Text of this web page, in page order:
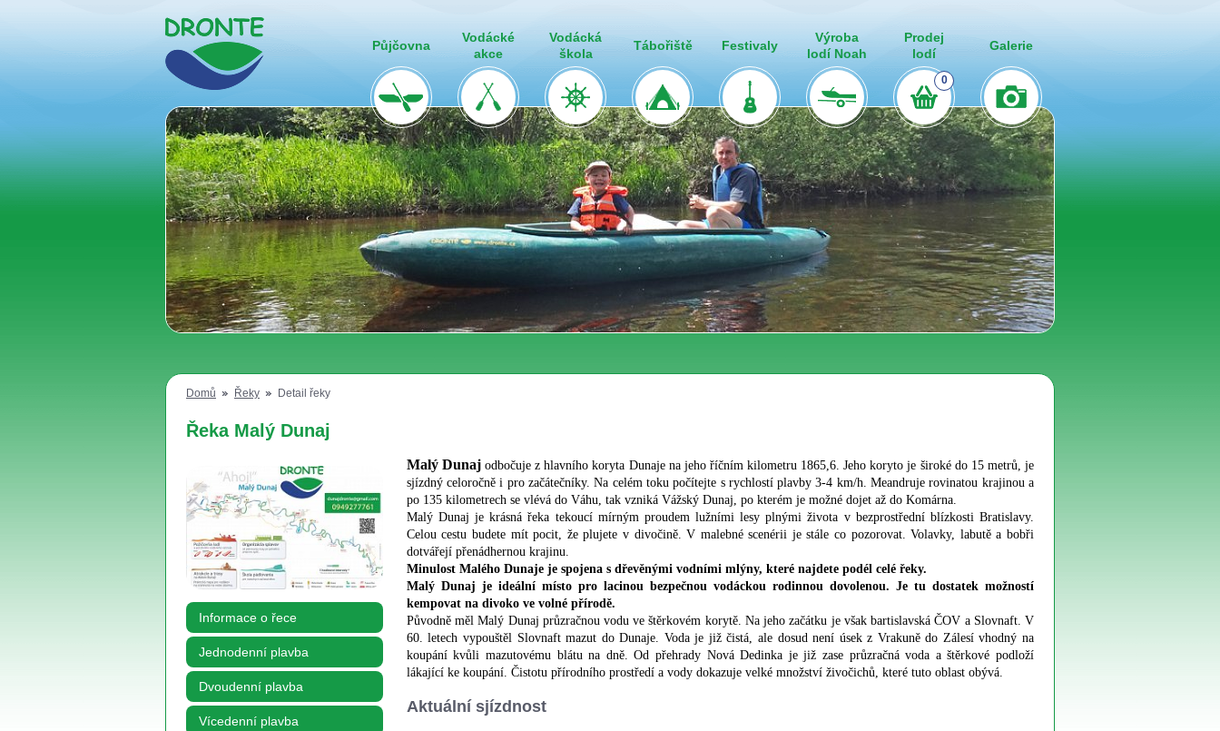
Půjčovna
Vodácké
akce
Vodácká
škola
Tábořiště Festivaly
Výroba
lodí Noah
Prodej
lodí
0
Galerie
Domů Řeky Detail řeky
Řeka Malý Dunaj
Informace o řece
Jednodenní plavba
Dvoudenní plavba
Vícedenní plavba
Malý Dunajodbočuje z hlavního koryta Dunaje na jeho říčním kilometru 1865,6. Jeho koryto je široké do 15 metrů, je
sjízdný celoročně i pro začátečníky. Na celém toku počítejte s rychlostí plavby 3-4 km/h. Meandruje rovinatou krajinou a
po 135 kilometrech se vlévá do Váhu, tak vzniká Vážský Dunaj, po kterém je možné dojet až do Komárna.
Malý Dunaj je krásná řeka tekoucí mírným proudem lužními lesy plnými života v bezprostřední blízkosti Bratislavy.
Celou cestu budete mít pocit, že plujete v divočině. V malebné scenérii je stále co pozorovat. Volavky, labutě a bobři
dotvářejí přenádhernou krajinu.
Minulost Malého Dunaje je spojena s dřevěnými vodními mlýny, které najdete podél celé řeky.
Malý Dunaj je ideální místo pro lacinou bezpečnou vodáckou rodinnou dovolenou. Je tu dostatek možností
kempovat na divoko ve volné přírodě.
Původně měl Malý Dunaj průzračnou vodu ve štěrkovém korytě. Na jeho začátku je však bartislavská ČOV a Slovnaft. V
60. letech vypouštěl Slovnaft mazut do Dunaje. Voda je již čistá, ale dosud není úsek z Vrakuně do Zálesí vhodný na
koupání kvůli mazutovému blátu na dně. Od přehrady Nová Dedinka je již zase průzračná voda a štěrkové podloží
lákající ke koupání. Čistotu přírodního prostředí a vody dokazuje velké množství živočichů, které tuto oblast obývá.
Aktuální sjízdnost